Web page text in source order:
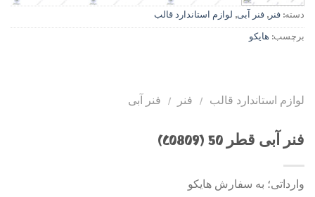
دسته:فنر,فنر آبی, لوازم استاندارد قالب
برچسب: هایکو
لوازم استاندارد قالب / فنر / فنر آبی
فنر آبی قطر 50 (C0809)
وارداتی؛ به سفارش هایکو